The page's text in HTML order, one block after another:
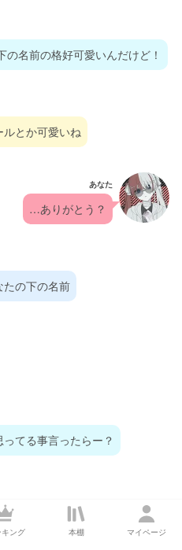
キング 本棚 マイページ
の名前の格好可愛いんだけど！
とか可愛いね
あなた
…ありがとう？
の下の名前
てる事言ったらー？